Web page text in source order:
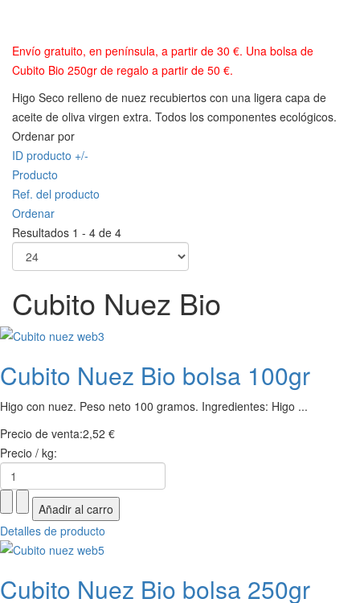
Envío gratuito, en península, a partir de 30 €. Una bolsa de
Cubito Bio 250gr de regalo a partir de 50 €.
Higo Seco relleno de nuez recubiertos con una ligera capa de
aceite de oliva virgen extra. Todos los componentes ecológicos.
Ordenar por
ID producto +/-
Producto
Ref. del producto
Ordenar
Resultados 1 - 4 de 4
Cubito Nuez Bio
Cubito Nuez Bio bolsa 100gr
Higo con nuez. Peso neto 100 gramos. Ingredientes: Higo ...
Precio de venta:2,52 €
Precio / kg:
Detalles de producto
Cubito Nuez Bio bolsa 250gr